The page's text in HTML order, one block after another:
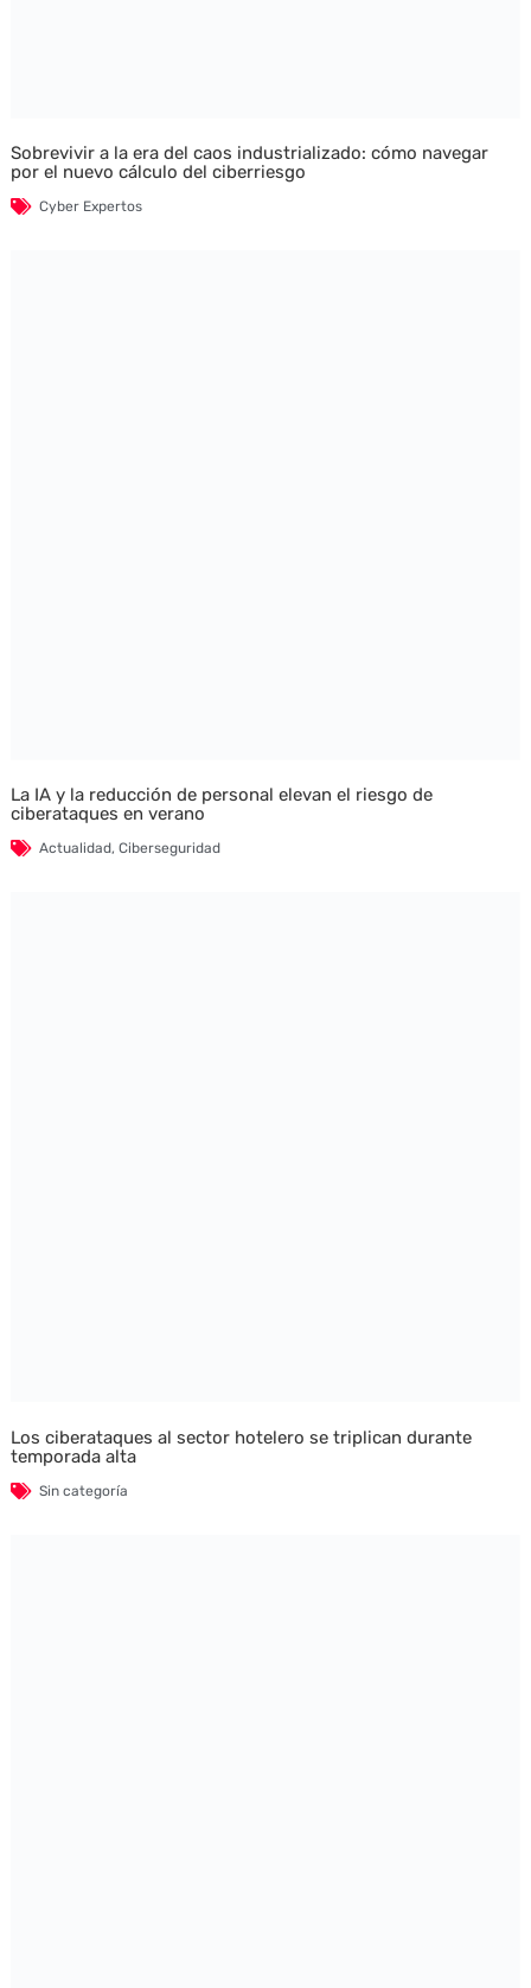
Sobrevivir a la era del caos industrializado: cómo navegar
por el nuevo cálculo del ciberriesgo
Cyber Expertos
La IA y la reducción de personal elevan el riesgo de
ciberataques en verano
Actualidad, Ciberseguridad
Los ciberataques al sector hotelero se triplican durante
temporada alta
Sin categoría